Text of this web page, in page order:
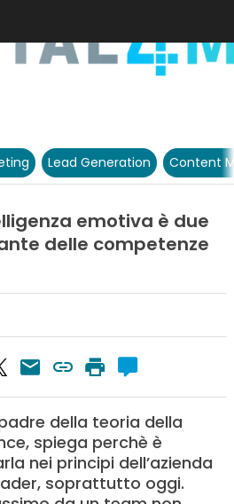
Lead Generation Content
emotiva è due
delle competenze
della teoria della
spiega perchè è
nei principi dell’azienda
soprattutto oggi.